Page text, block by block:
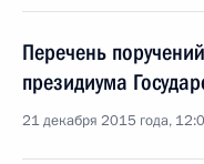
Перечень
президиума
21 декабря 2015 года,